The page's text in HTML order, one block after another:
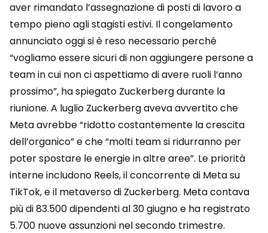
aver rimandato l’assegnazione di posti di lavoro a
tempo pieno agli stagisti estivi. Il congelamento
annunciato oggi si è reso necessario perché
“vogliamo essere sicuri di non aggiungere persone a
team in cui non ci aspettiamo di avere ruoli l’anno
prossimo”, ha spiegato Zuckerberg durante la
riunione. A luglio Zuckerberg aveva avvertito che
Meta avrebbe “ridotto costantemente la crescita
dell’organico” e che “molti team si ridurranno per
poter spostare le energie in altre aree”. Le priorità
interne includono Reels, il concorrente di Meta su
TikTok, e il metaverso di Zuckerberg. Meta contava
più di 83.500 dipendenti al 30 giugno e ha registrato
5.700 nuove assunzioni nel secondo trimestre.